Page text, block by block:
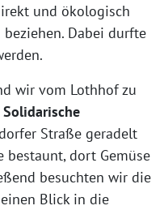
und ökologisch
Dabei durfte
wir vom Lothhof zu
Straße geradelt
bestaunt, dort Gemüse
besuchten wir die
Blick in die